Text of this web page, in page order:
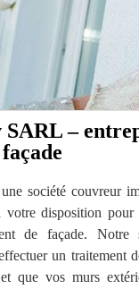
–
société couvreur
disposition pour
de façade. Notre
un traitement
que vos murs